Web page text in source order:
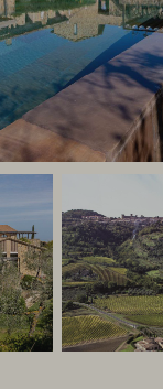
te ontdekken.
door Margot De